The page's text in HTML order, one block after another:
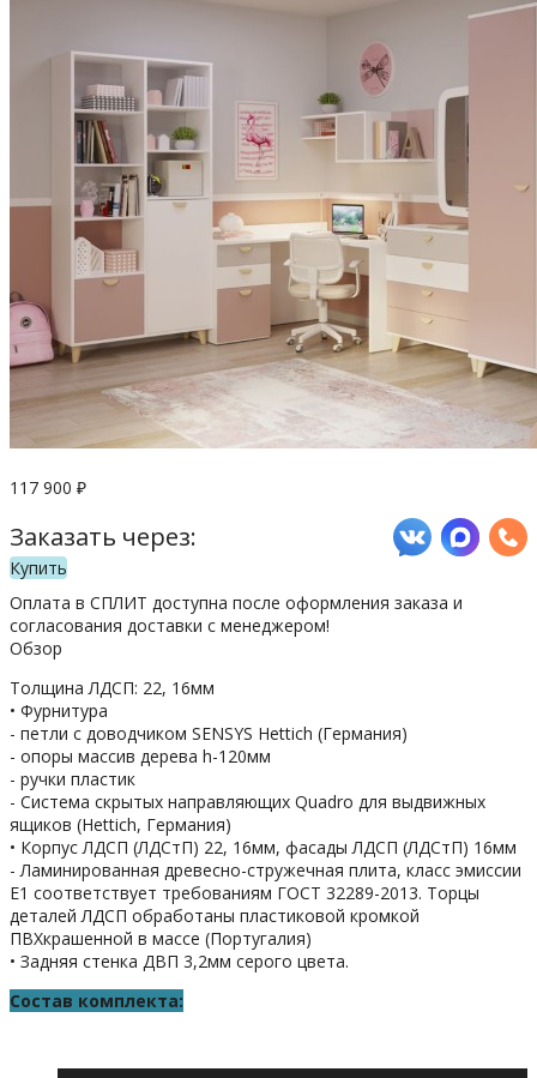
117 900 ₽
Заказать через:
Купить
Оплата в СПЛИТ доступна после оформления заказа и
согласования доставки с менеджером!
Обзор
Толщина ЛДСП: 22, 16мм
• Фурнитура
- петли с доводчиком SENSYS Hettich (Германия)
- опоры массив дерева h-120мм
- ручки пластик
- Система скрытых направляющих Quadro для выдвижных
ящиков (Hettich, Германия)
• Корпус ЛДСП (ЛДСтП) 22, 16мм, фасады ЛДСП (ЛДСтП) 16мм
- Ламинированная древесно-стружечная плита, класс эмиссии
Е1 соответствует требованиям ГОСТ 32289-2013. Торцы
деталей ЛДСП обработаны пластиковой кромкой
ПВХкрашенной в массе (Португалия)
• Задняя стенка ДВП 3,2мм серого цвета.
Состав комплекта: